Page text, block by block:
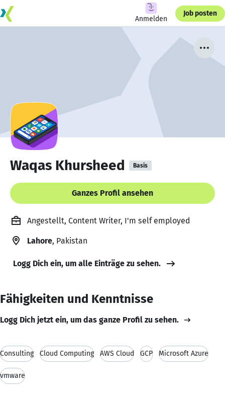
Anmelden
Job posten
Waqas Khursheed Basis
Ganzes Profil ansehen
Angestellt, Content Writer, I'm self employed
Lahore, Pakistan
Logg Dich ein, um alle Einträge zu sehen.
Fähigkeiten und Kenntnisse
Logg Dich jetzt ein, um das ganze Profil zu sehen.
Consulting Cloud Computing AWS Cloud GCP Microsoft Azure
vmware